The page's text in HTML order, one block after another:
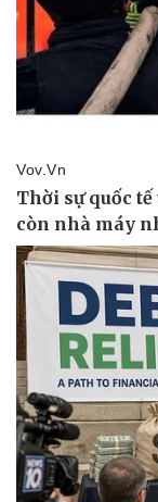
Kinh tế
Bất động sản
Khởi nghiệp